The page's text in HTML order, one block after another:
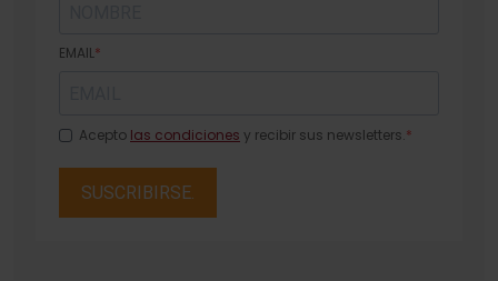
EMAIL
Acepto las condiciones y recibir sus newsletters.
SUSCRIBIRSE.